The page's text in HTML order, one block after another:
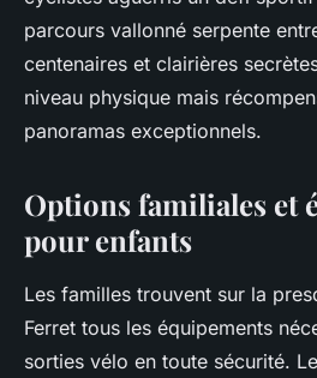
parcours vallonné serpente
centenaires et clairières
niveau physique mais
panoramas exceptionnels.
Options familiales et
pour enfants
Les familles trouvent sur la
Ferret tous les équipements
sorties vélo en toute sécurité.